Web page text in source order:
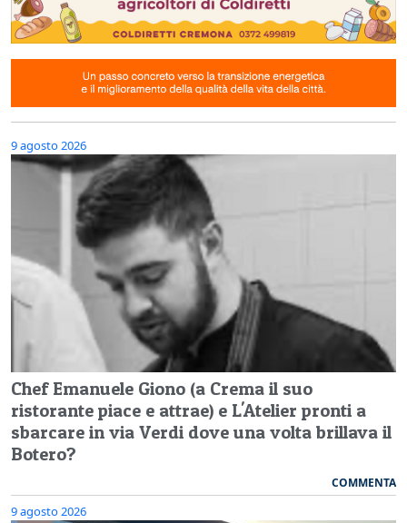
9 agosto 2026
Chef Emanuele Giono (a Crema il suo
ristorante piace e attrae) e L'Atelier pronti a
sbarcare in via Verdi dove una volta brillava il
Botero?
COMMENTA
9 agosto 2026